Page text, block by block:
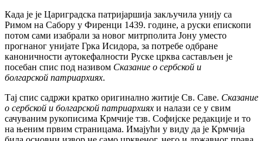
Када је је Цариградска патријаршија закључила унију са
Римом на Сабору у Фиренци 1439. године, а руски епископи
потом сами изабрали за новог митрполита Јону уместо
прогнаног унијате Грка Исидора, за потребе одбране
каноничности аутокефалности Руске црква састављен је
посебан спис под називом Сказание о сербской и
болгарской патриархиях.
Тај спис садржи кратко оригинално житије Св. Саве. Сказание
о сербской и болгарской патриархиях и налази се у свим
сачуваним рукописима Крмчије тзв. Софијске редакције и то
на њеним првим страницама. Имајући у виду да је Крмчија